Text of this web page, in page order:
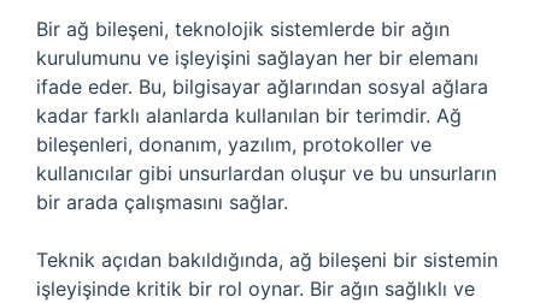
Bir ağ bileşeni, teknolojik sistemlerde bir ağın
kurulumunu ve işleyişini sağlayan her bir elemanı
ifade eder. Bu, bilgisayar ağlarından sosyal ağlara
kadar farklı alanlarda kullanılan bir terimdir. Ağ
bileşenleri, donanım, yazılım, protokoller ve
kullanıcılar gibi unsurlardan oluşur ve bu unsurların
bir arada çalışmasını sağlar.
Teknik açıdan bakıldığında, ağ bileşeni bir sistemin
işleyişinde kritik bir rol oynar. Bir ağın sağlıklı ve